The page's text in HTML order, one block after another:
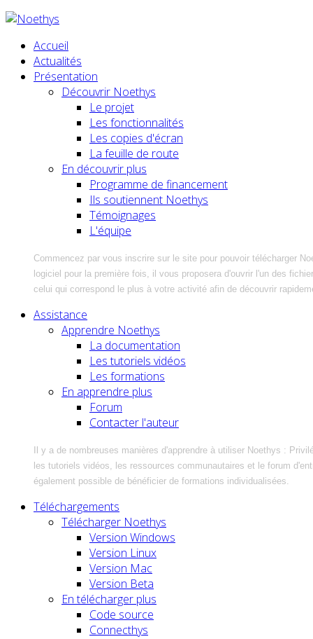
Accueil
Actualités
Présentation
Découvrir Noethys
Le projet
Les fonctionnalités
Les copies d'écran
La feuille de route
En découvrir plus
Programme de financement
Ils soutiennent Noethys
Témoignages
L'équipe
Commencez par vous inscrire sur le site pour pouvoir télécharger
logiciel pour la première fois, il vous proposera d'ouvrir l'un des
celui qui correspond le plus à votre activité afin de découvrir
Assistance
Apprendre Noethys
La documentation
Les tutoriels vidéos
Les formations
En apprendre plus
Forum
Contacter l'auteur
Il y a de nombreuses manières d'apprendre à utiliser Noethys :
les tutoriels vidéos, les ressources communautaires et le forum
également possible de bénéficier de formations individualisées.
Téléchargements
Télécharger Noethys
Version Windows
Version Linux
Version Mac
Version Beta
En télécharger plus
Code source
Connecthys